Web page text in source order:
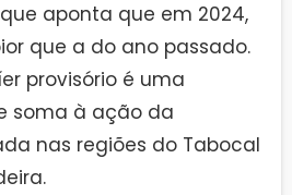
aponta que em 2024,
que a do ano passado.
provisório é uma
soma à ação da
nas regiões do Tabocal